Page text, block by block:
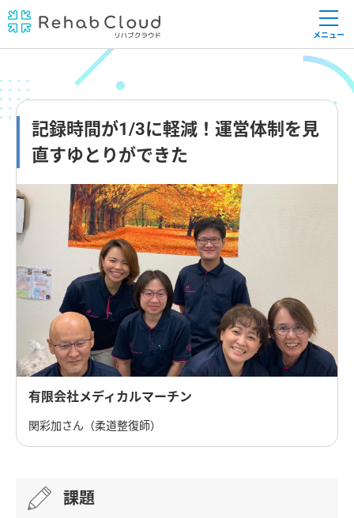
メニュー
記録時間が1/3に軽減！運営体制を見
直すゆとりができた
有限会社メディカルマーチン
関彩加さん（柔道整復師）
課題